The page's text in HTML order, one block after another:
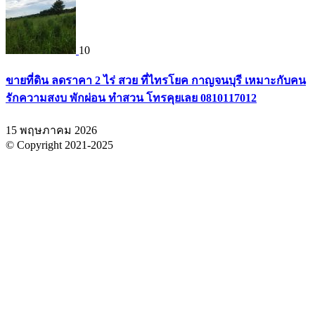
10
ขายที่ดิน ลดราคา 2 ไร่ สวย ที่ไทรโยค กาญจนบุรี เหมาะกับคน
รักความสงบ พักผ่อน ทำสวน โทรคุยเลย 0810117012
15 พฤษภาคม 2026
© Copyright 2021-2025